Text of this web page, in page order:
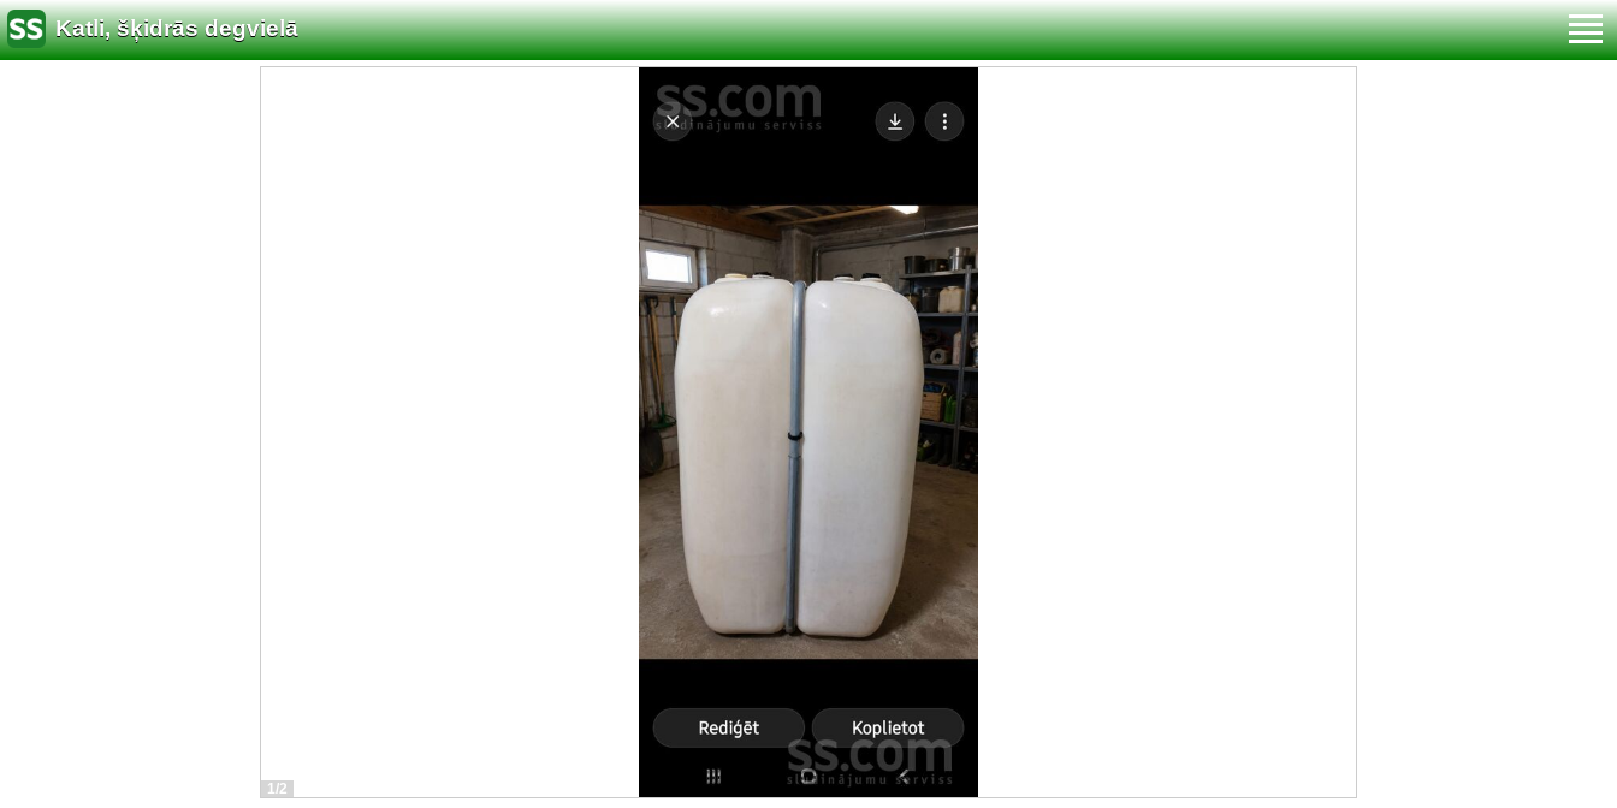
Katli, šķidrās degvielā
1/2